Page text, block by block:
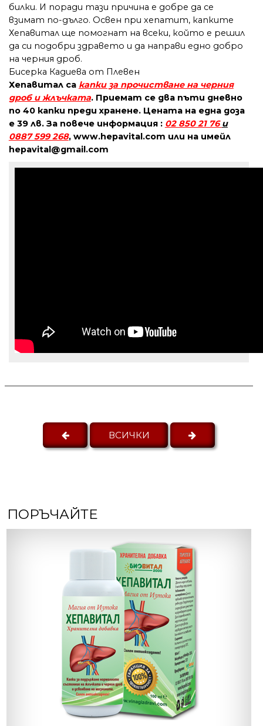
билки. И поради тази причина е добре да се
взимат по-дълго. Освен при хепатит, капките
Хепавитал ще помогнат на всеки, който е решил
да си подобри здравето и да направи едно добро
на черния дроб.
Бисерка Кадиева от Плевен
Хепавитал са капки за прочистване на черния
дроб и жлъчката. Приемат се два пъти дневно
по 40 капки преди хранене. Цената на една доза
е 39 лв. За повече информация : 02 850 21 76и
0887 599 268, www.hepavital.com или на имейл
hepavital@gmail.com
ВСИЧКИ
ПОРЪЧАЙТЕ